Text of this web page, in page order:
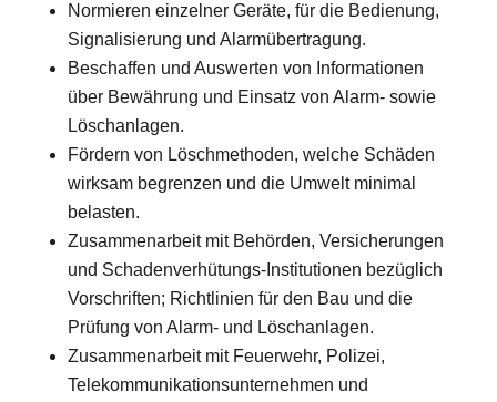
Normieren einzelner Geräte, für die Bedienung,
Signalisierung und Alarmübertragung.
Beschaffen und Auswerten von Informationen
über Bewährung und Einsatz von Alarm- sowie
Löschanlagen.
Fördern von Löschmethoden, welche Schäden
wirksam begrenzen und die Umwelt minimal
belasten.
Zusammenarbeit mit Behörden, Versicherungen
und Schadenverhütungs-Institutionen bezüglich
Vorschriften; Richtlinien für den Bau und die
Prüfung von Alarm- und Löschanlagen.
Zusammenarbeit mit Feuerwehr, Polizei,
Telekommunikationsunternehmen und